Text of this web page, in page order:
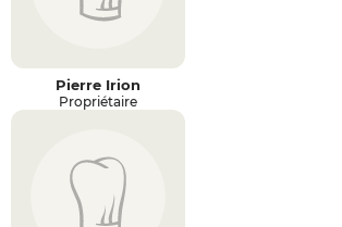
Pierre Irion
Propriétaire